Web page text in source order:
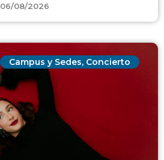
06/08/2026
Campus y Sedes, Concierto